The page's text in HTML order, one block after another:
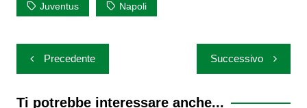
Juventus Napoli
Navigazione
articoli
Precedente Successivo
Ti potrebbe interessare anche...